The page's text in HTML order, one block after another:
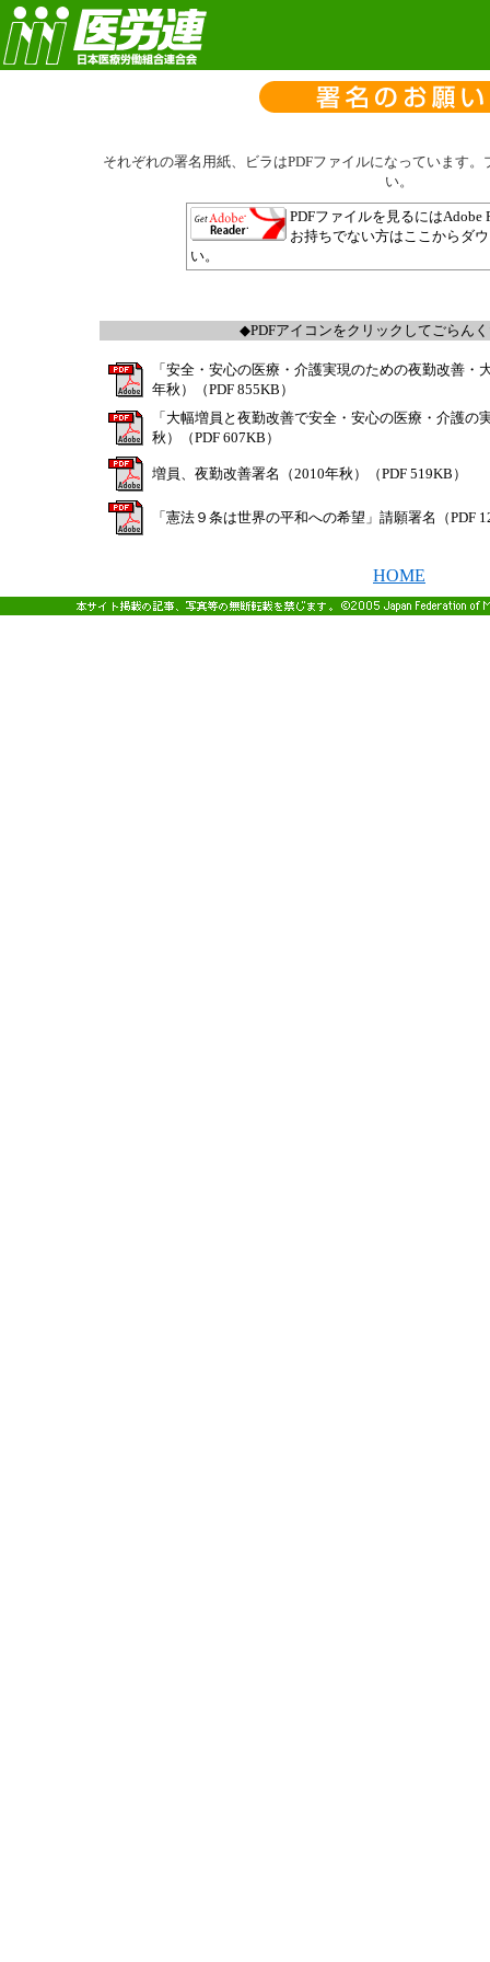
それぞれの署名用紙、ビラはPDFファイルになっています
い。
PDFファイルを見るにはAdobe
お持ちでない方はここからダ
い。
◆PDFアイコンをクリックしてごらん
「安全・安心の医療・介護実現のための夜勤改善・
年秋）（PDF 855KB）
「大幅増員と夜勤改善で安全・安心の医療・介護の
秋）（PDF 607KB）
増員、夜勤改善署名（2010年秋）（PDF 519KB）
「憲法９条は世界の平和への希望」請願署名（PDF
HOME